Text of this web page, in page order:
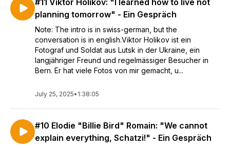
#11 Viktor Holikov: "I learned how to live not
planning tomorrow" - Ein Gespräch
Note: The intro is in swiss-german, but the
conversation is in english.Viktor Holikov ist ein
Fotograf und Soldat aus Lutsk in der Ukraine, ein
langjähriger Freund und regelmässiger Besucher in
Bern. Er hat viele Fotos von mir gemacht, u...
July 25, 2025• 1:38:05
#10 Elodie "Billie Bird" Romain: "We cannot
explain everything, Schatzi!" - Ein Gespräch